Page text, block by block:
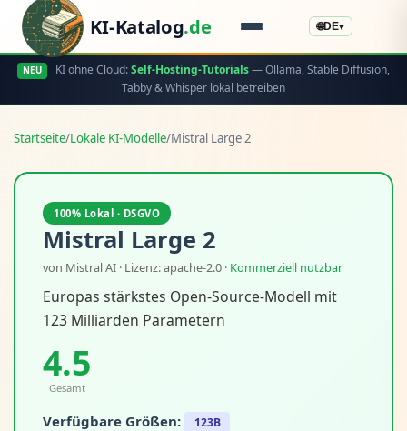
KI-Katalog.de 🌐DE▾
NEU KI ohne Cloud:Self-Hosting-Tutorials— Ollama, Stable Diffusion,
Tabby & Whisper lokal betreiben
Startseite/Lokale KI-Modelle/Mistral Large 2
100% Lokal · DSGVO
Mistral Large 2
von Mistral AI · Lizenz: apache-2.0 · Kommerziell nutzbar
Europas stärkstes Open-Source-Modell mit
123 Milliarden Parametern
4.5
Gesamt
Verfügbare Größen: 123B